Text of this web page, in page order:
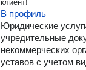
клиент!
В профиль
Юридические
учредительные
некоммерческих
уставов с учетом